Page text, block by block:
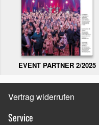
EVENT PARTNER 2/2025
Vertrag widerrufen
Service